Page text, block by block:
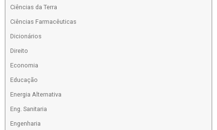
Ciências da Terra
Ciências Farmacêuticas
Dicionários
Direito
Economia
Educação
Energia Alternativa
Eng. Sanitaria
Engenharia